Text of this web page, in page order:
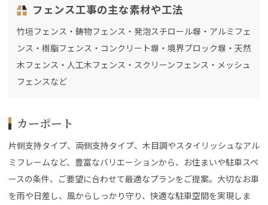
フェンス工事の主な素材や工法
竹垣フェンス・鋳物フェンス・発泡スチロール塀・アルミフェ
ンス・樹脂フェンス・コンクリート塀・境界ブロック塀・天然
木フェンス・人工木フェンス・スクリーンフェンス・メッシュ
フェンスなど
カーポート
片側支持タイプ、両側支持タイプ、木目調やスタイリッシュなアル
ミフレームなど、豊富なバリエーションから、お住まいや駐車スペ
ースの条件、ご要望に合わせて最適なプランをご提案。大切なお車
を雨や日差し、風からしっかり守り、快適な駐車空間を実現しま